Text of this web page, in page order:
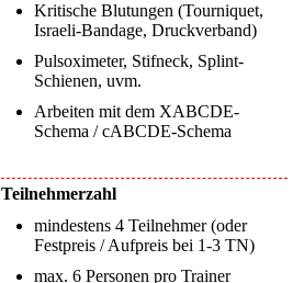
Kritische Blutungen (Tourniquet,
Israeli-Bandage, Druckverband)
Pulsoximeter, Stifneck, Splint-
Schienen, uvm.
Arbeiten mit dem XABCDE-
Schema / cABCDE-Schema
Teilnehmerzahl
mindestens 4 Teilnehmer (oder
Festpreis / Aufpreis bei 1-3 TN)
max. 6 Personen pro Trainer